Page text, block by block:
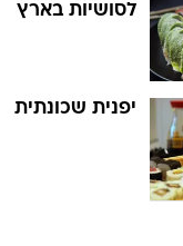
לסושיות בארץ
יפנית שכונתית